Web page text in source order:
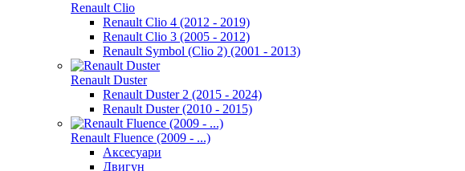
Renault Clio
Renault Clio 4 (2012 - 2019)
Renault Clio 3 (2005 - 2012)
Renault Symbol (Clio 2) (2001 - 2013)
Renault Duster
Renault Duster 2 (2015 - 2024)
Renault Duster (2010 - 2015)
Renault Fluence (2009 - ...)
Аксесуари
Двигун